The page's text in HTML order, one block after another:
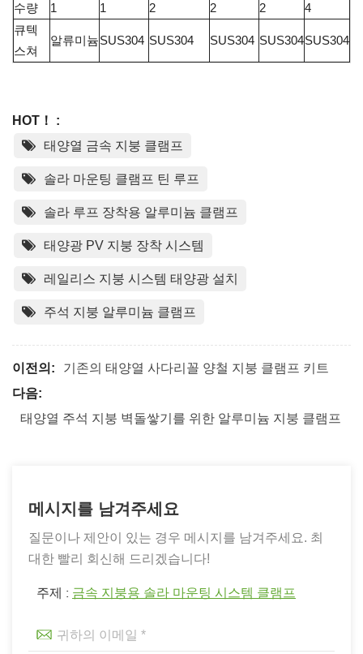
수량
1 1 2 2 2
4
큐텍
스쳐
알류미늄SUS304 SUS304 SUS304 SUS304SUS304
HOT！ :
태양열 금속 지붕 클램프
솔라 마운팅 클램프 틴 루프
솔라 루프 장착용 알루미늄 클램프
태양광 PV 지붕 장착 시스템
레일리스 지붕 시스템 태양광 설치
주석 지붕 알루미늄 클램프
이전의:
기존의 태양열 사다리꼴 양철 지붕 클램프 키트
다음:
태양열 주석 지붕 벽돌쌓기를 위한 알루미늄 지붕 클램프
메시지를 남겨주세요
질문이나 제안이 있는 경우 메시지를 남겨주세요. 최
대한 빨리 회신해 드리겠습니다!
주제 : 금속 지붕용 솔라 마운팅 시스템 클램프